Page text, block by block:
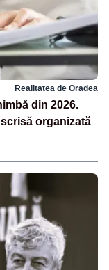
Realitatea de Oradea
din 2026.
organizată